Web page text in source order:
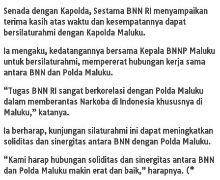
Senada dengan Kapolda, Sestama BNN RI menyampaikan
terima kasih atas waktu dan kesempatannya dapat
bersilaturahmi dengan Kapolda Maluku.
Ia mengaku, kedatangannya bersama Kepala BNNP Maluku
untuk bersilaturahmi, mempererat hubungan kerja sama
antara BNN dan Polda Maluku.
“Tugas BNN RI sangat berkorelasi dengan Polda Maluku
dalam memberantas Narkoba di Indonesia khususnya di
Maluku,” katanya.
Ia berharap, kunjungan silaturahmi ini dapat meningkatkan
soliditas dan sinergitas antara BNN dengan Polda Maluku.
“Kami harap hubungan soliditas dan sinergitas antara BNN
dan Polda Maluku makin erat dan baik,” harapnya. (*